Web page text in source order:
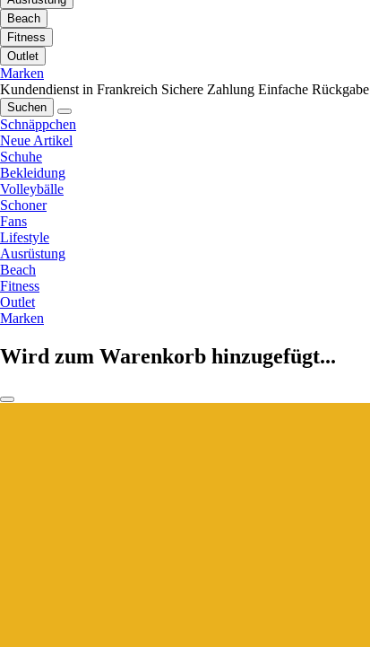
Beach
Fitness
Outlet
Marken
Kundendienst in Frankreich Sichere Zahlung Einfache Rückgabe
Suchen
Schnäppchen
Neue Artikel
Schuhe
Bekleidung
Volleybälle
Schoner
Fans
Lifestyle
Ausrüstung
Beach
Fitness
Outlet
Marken
Wird zum Warenkorb hinzugefügt...